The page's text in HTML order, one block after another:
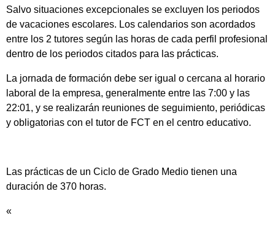
Salvo situaciones excepcionales se excluyen los periodos
de vacaciones escolares. Los calendarios son acordados
entre los 2 tutores según las horas de cada perfil profesional
dentro de los periodos citados para las prácticas.
La jornada de formación debe ser igual o cercana al horario
laboral de la empresa, generalmente entre las 7:00 y las
22:01, y se realizarán reuniones de seguimiento, periódicas
y obligatorias con el tutor de FCT en el centro educativo.
Las prácticas de un Ciclo de Grado Medio tienen una
duración de 370 horas.
«